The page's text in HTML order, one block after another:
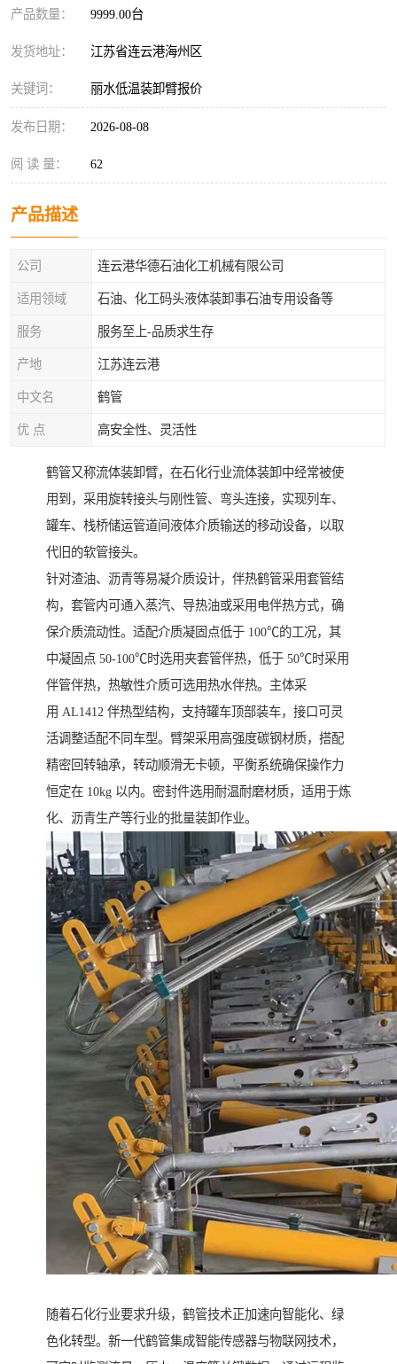
产品数量： 9999.00台
发货地址： 江苏省连云港海州区
关键词： 丽水低温装卸臂报价
发布日期： 2026-08-08
阅 读 量： 62
产品描述
公司 连云港华德石油化工机械有限公司
适用领域 石油、化工码头液体装卸事石油专用设备等
服务 服务至上-品质求生存
产地 江苏连云港
中文名 鹤管
优 点 高安全性、灵活性
鹤管又称流体装卸臂，在石化行业流体装卸中经常被使
用到，采用旋转接头与刚性管、弯头连接，实现列车、
罐车、栈桥储运管道间液体介质输送的移动设备，以取
代旧的软管接头。
针对渣油、沥青等易凝介质设计，伴热鹤管采用套管结
构，套管内可通入蒸汽、导热油或采用电伴热方式，确
保介质流动性。适配介质凝固点低于 100℃的工况，其
中凝固点 50-100℃时选用夹套管伴热，低于 50℃时采用
伴管伴热，热敏性介质可选用热水伴热。主体采
用 AL1412 伴热型结构，支持罐车顶部装车，接口可灵
活调整适配不同车型。臂架采用高强度碳钢材质，搭配
精密回转轴承，转动顺滑无卡顿，平衡系统确保操作力
恒定在 10kg 以内。密封件选用耐温耐磨材质，适用于炼
化、沥青生产等行业的批量装卸作业。
随着石化行业要求升级，鹤管技术正加速向智能化、绿
色化转型。新一代鹤管集成智能传感器与物联网技术，